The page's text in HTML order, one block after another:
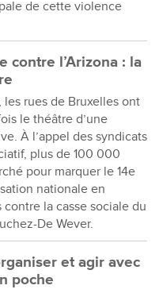
de cette violence
contre l’Arizona : la
les rues de Bruxelles ont
le théâtre d’une
À l’appel des syndicats
plus de 100 000
pour marquer le 14e
nationale en
contre la casse sociale du
De Wever.
et agir avec
poche